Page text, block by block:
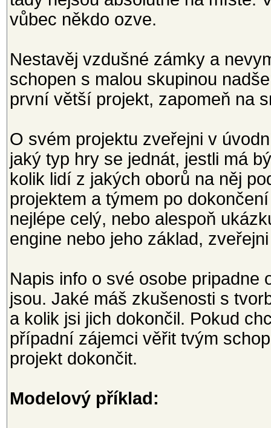
vůbec někdo ozve.
Nestavěj vzdušné zámky a
schopen s malou skupinou
první větší projekt, zapomeň na
O svém projektu zveřejni v
jaký typ hry se jednát, jestli má
kolik lidí z jakých oborů na něj
projektem a týmem po
nejlépe celý, nebo alespoň
engine nebo jeho základ,
Napis info o své osobe
jsou. Jaké máš zkušenosti s
a kolik jsi jich dokončil. Pokud
případní zájemci věřit tvým
projekt dokončit.
Modelový příklad: